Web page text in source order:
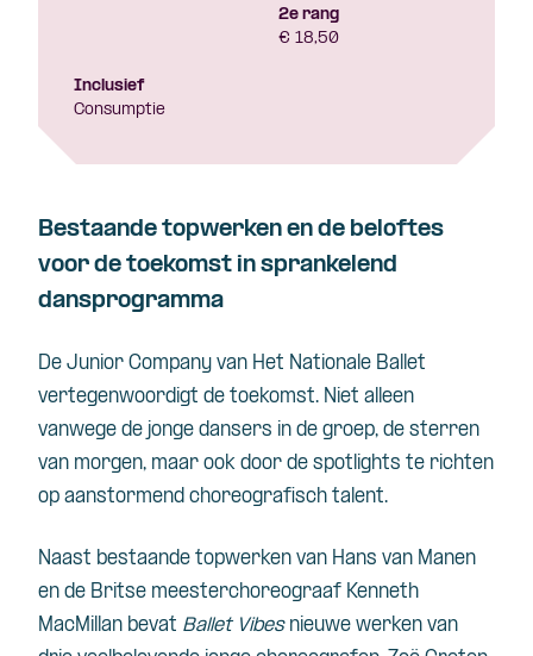
2e rang
€ 18,50
Inclusief
Consumptie
Bestaande topwerken en de beloftes
voor de toekomst in sprankelend
dansprogramma
De Junior Company van Het Nationale Ballet
vertegenwoordigt de toekomst. Niet alleen
vanwege de jonge dansers in de groep, de sterren
van morgen, maar ook door de spotlights te richten
op aanstormend choreografisch talent.
Naast bestaande topwerken van Hans van Manen
en de Britse meesterchoreograaf Kenneth
MacMillan bevat Ballet Vibesnieuwe werken van